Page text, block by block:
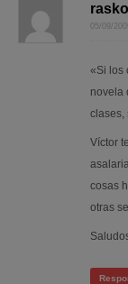
05/09/
«Si los
novela
clases,
Víctor
cosas
otras